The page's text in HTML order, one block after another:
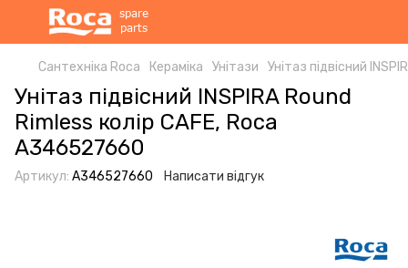
Сантехніка Roca Кераміка Унітази Унітаз підвісний
Унітаз підвісний INSPIRA Round
Rimless колір CAFE, Roca
A346527660
Артикул: A346527660 Написати відгук